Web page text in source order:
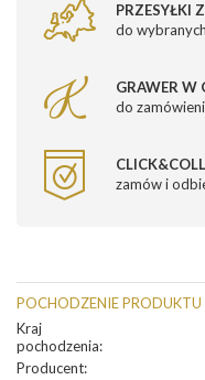
PRZESYŁKI
do
GRAWER W
do
zamów i
POCHODZENIE PRODUKTU
Kraj
pochodzenia:
Producent: